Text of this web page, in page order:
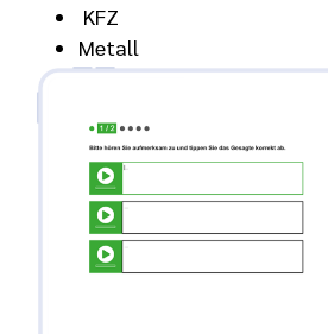
KFZ
Metall